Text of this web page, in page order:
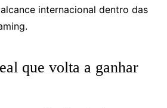
internacional dentro das
que volta a ganhar